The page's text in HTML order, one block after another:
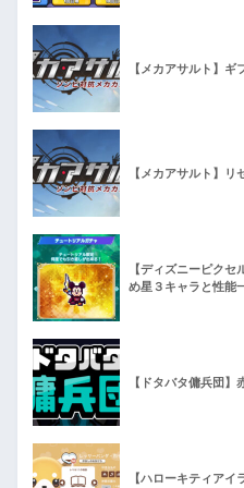
【メカアサルト】
【メカアサルト】
【ディズニーピク
め星３キャラと性能
【ドタバタ傭兵団
【ハローキティア